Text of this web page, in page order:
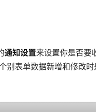
通知设置来设置你是否要
别表单数据新增和修改